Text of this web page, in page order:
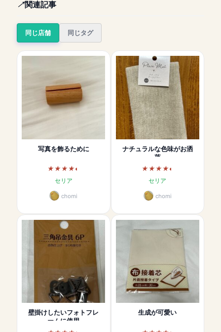
関連記事
同じ店舗 同じタグ
写真を飾るために
セリア
chomi
ナチュラルな色味がお洒
落
セリア
chomi
壁掛けしたいフォトフレ
ームに使用
生成が可愛い